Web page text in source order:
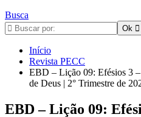
Busca
Início
Revista PECC
EBD – Lição 09: Efésios 3
de Deus | 2° Trimestre de
EBD – Lição 09: